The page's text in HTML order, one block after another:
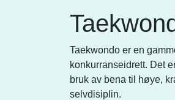
Taekwondo er en
konkurranseidrett. Det
bruk av bena til høye,
selvdisiplin.